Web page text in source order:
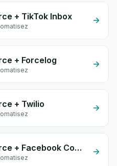
+ TikTok Inbox
+ Forcelog
+ Twilio
WooCommerce + Facebook Commerce